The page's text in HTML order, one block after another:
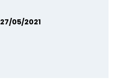
27/05/2021